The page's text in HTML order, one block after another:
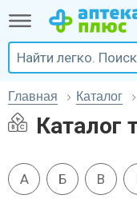
Главная Каталог
Каталог
А Б В